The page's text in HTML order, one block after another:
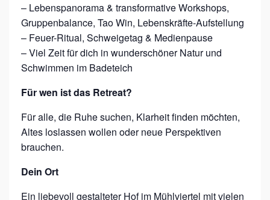
– Lebenspanorama & transformative Workshops,
Gruppenbalance, Tao Win, Lebenskräfte-Aufstellung
– Feuer-Ritual, Schweigetag & Medienpause
– Viel Zeit für dich in wunderschöner Natur und
Schwimmen im Badeteich
Für wen ist das Retreat?
Für alle, die Ruhe suchen, Klarheit finden möchten,
Altes loslassen wollen oder neue Perspektiven
brauchen.
Dein Ort
Ein liebevoll gestalteterHof im Mühlviertel mit vielen